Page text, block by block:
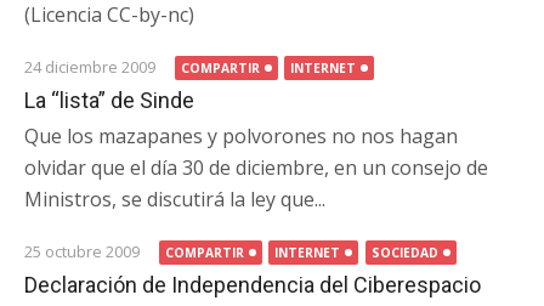
(Licencia CC-by-nc)
24 diciembre 2009 COMPARTIR INTERNET
La “lista” de Sinde
Que los mazapanes y polvorones no nos hagan
olvidar que el día 30 de diciembre, en un consejo de
Ministros, se discutirá la ley que...
25 octubre 2009 COMPARTIR INTERNET SOCIEDAD
Declaración de Independencia del Ciberespacio